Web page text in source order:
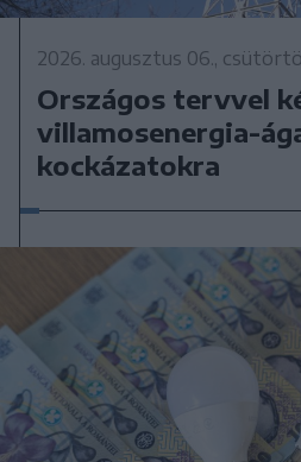
2026. augusztus 06.,
Országos tervvel
villamosenergia-
kockázatokra